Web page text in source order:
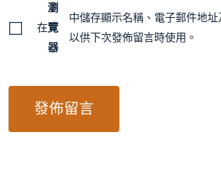
在
瀏
覽
器
中儲存顯示名稱、電子郵件地址
以供下次發佈留言時使用。